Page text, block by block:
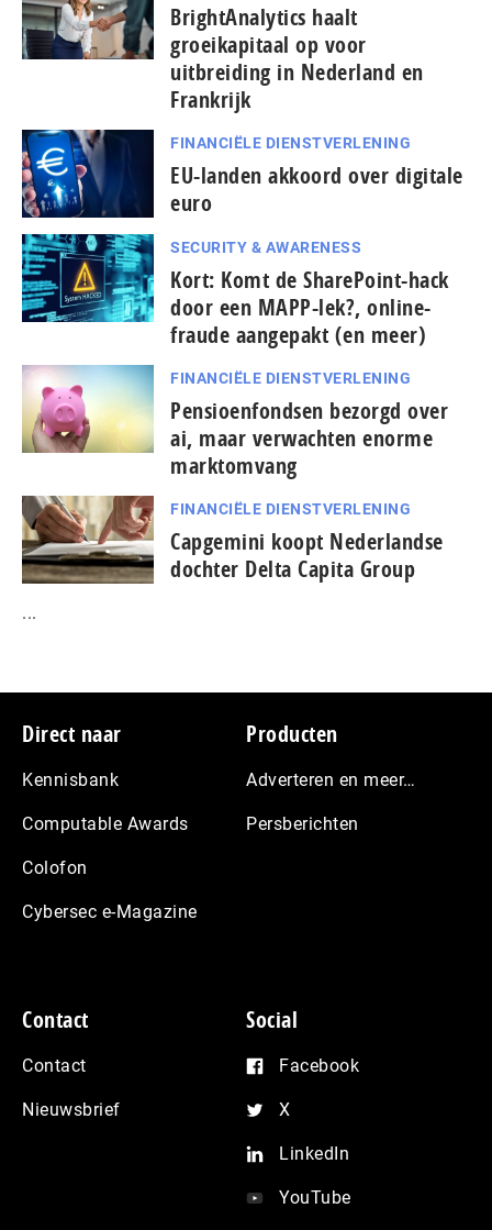
BrightAnalytics haalt
groeikapitaal op voor
uitbreiding in Nederland en
Frankrijk
FINANCIËLE DIENSTVERLENING
EU-landen akkoord over digitale
euro
SECURITY & AWARENESS
Kort: Komt de SharePoint-hack
door een MAPP-lek?, online-
fraude aangepakt (en meer)
FINANCIËLE DIENSTVERLENING
Pensioenfondsen bezorgd over
ai, maar verwachten enorme
marktomvang
FINANCIËLE DIENSTVERLENING
Capgemini koopt Nederlandse
dochter Delta Capita Group
...
Footer
Direct naar
Kennisbank
Computable Awards
Colofon
Cybersec e-Magazine
Producten
Adverteren en meer…
Persberichten
Contact
Contact
Nieuwsbrief
Social
Facebook
X
LinkedIn
YouTube